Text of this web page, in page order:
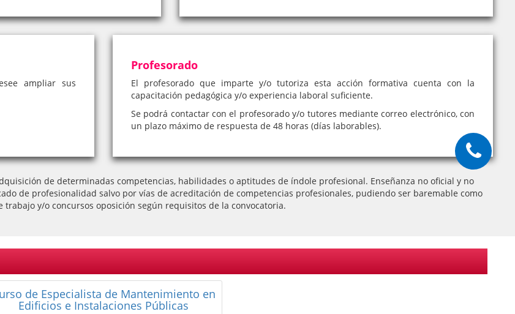
ampliar sus
Profesorado
El profesorado que imparte y/o tutoriza esta acción formativa cuenta con la
capacitación pedagógica y/o experiencia laboral suficiente.
Se podrá contactar con el profesorado y/o tutores mediante correo electrónico, con
un plazo máximo de respuesta de 48 horas (días laborables).
de determinadas competencias, habilidades o aptitudes de índole profesional. Enseñanza no oficial y no
de profesionalidad salvo por vías de acreditación de competencias profesionales, pudiendo ser baremable como
trabajo y/o concursos oposición según requisitos de la convocatoria.
de Especialista de Mantenimiento en
Edificios e Instalaciones Públicas